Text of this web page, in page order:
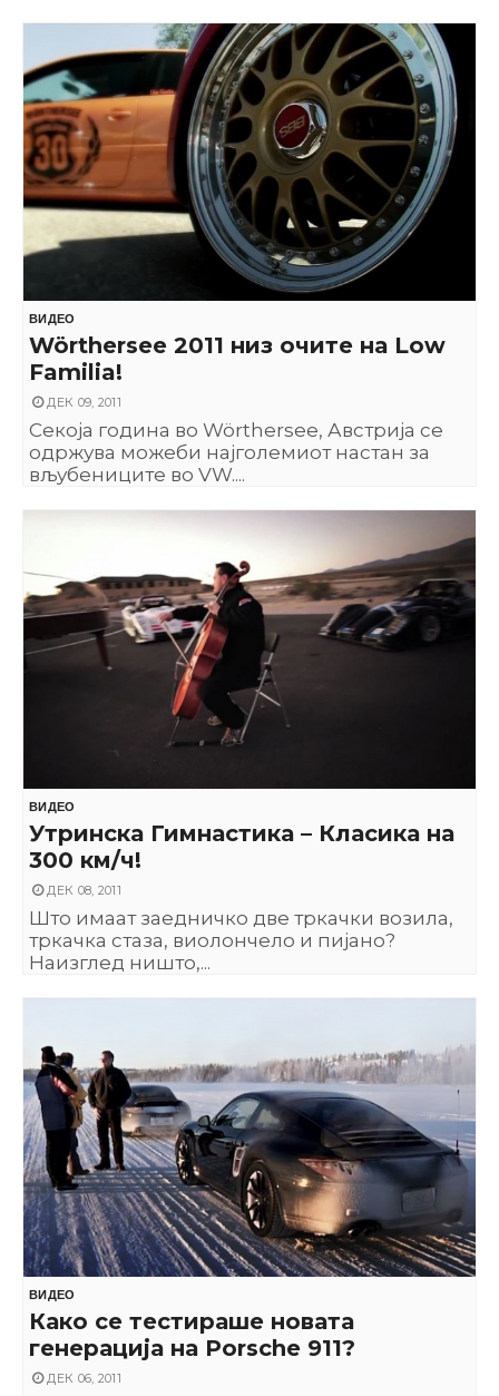
ВИДЕО
Wörthersee 2011 низ очите на Low
Familia!
ДЕК 09, 2011
Секоја година во Wörthersee, Австрија се
одржува можеби најголемиот настан за
вљубениците во VW....
ВИДЕО
Утринска Гимнастика – Класика на
300 км/ч!
ДЕК 08, 2011
Што имаат заедничко две тркачки возила,
тркачка стаза, виолончело и пијано?
Наизглед ништо,...
ВИДЕО
Како се тестираше новата
генерација на Porsche 911?
ДЕК 06, 2011